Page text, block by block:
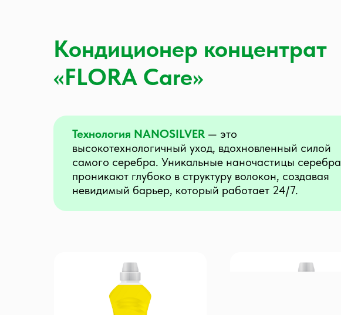
Кондиционер концентрат
«FLORA Care»
Технология NANOSILVER — это
высокотехнологичный уход, вдохновленный силой
самого серебра. Уникальные наночастицы серебра
проникают глубоко в структуру волокон, создавая
невидимый барьер, который работает 24/7.